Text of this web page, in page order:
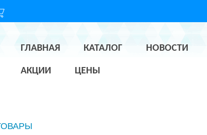
ГЛАВНАЯ КАТАЛОГ НОВОСТИ
АКЦИИ ЦЕНЫ